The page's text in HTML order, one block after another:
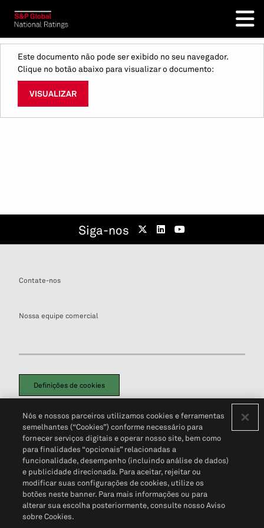
Este documento não pode ser exibido no seu navegador.
Clique no botão abaixo para visualizar o documento:
VISUALIZAR
Siga-nos
Contate-nos
Nossa equipe comercial
Definições de cookies
Política de PrivacidadePortal de privacidade do cliente (em inglês)
Não Venda Minhas Informações Pessoais© 2026 S&P Global
Nós e nossos parceiros utilizamos cookies e ferramentas
semelhantes (“Cookies”) conforme necessário para
fornecer serviços digitais e operar nosso site, bem como
para finalidades “opcionais” relacionadas a
funcionalidade, desempenho (incluindo análise de dados)
e publicidade direcionada. Para aceitar, rejeitar ou
modificar suas configurações de cookies, utilize os
botões neste banner. Para mais informações ou para
alterar sua escolha posteriormente, consulte nosso Aviso
sobre Cookies.